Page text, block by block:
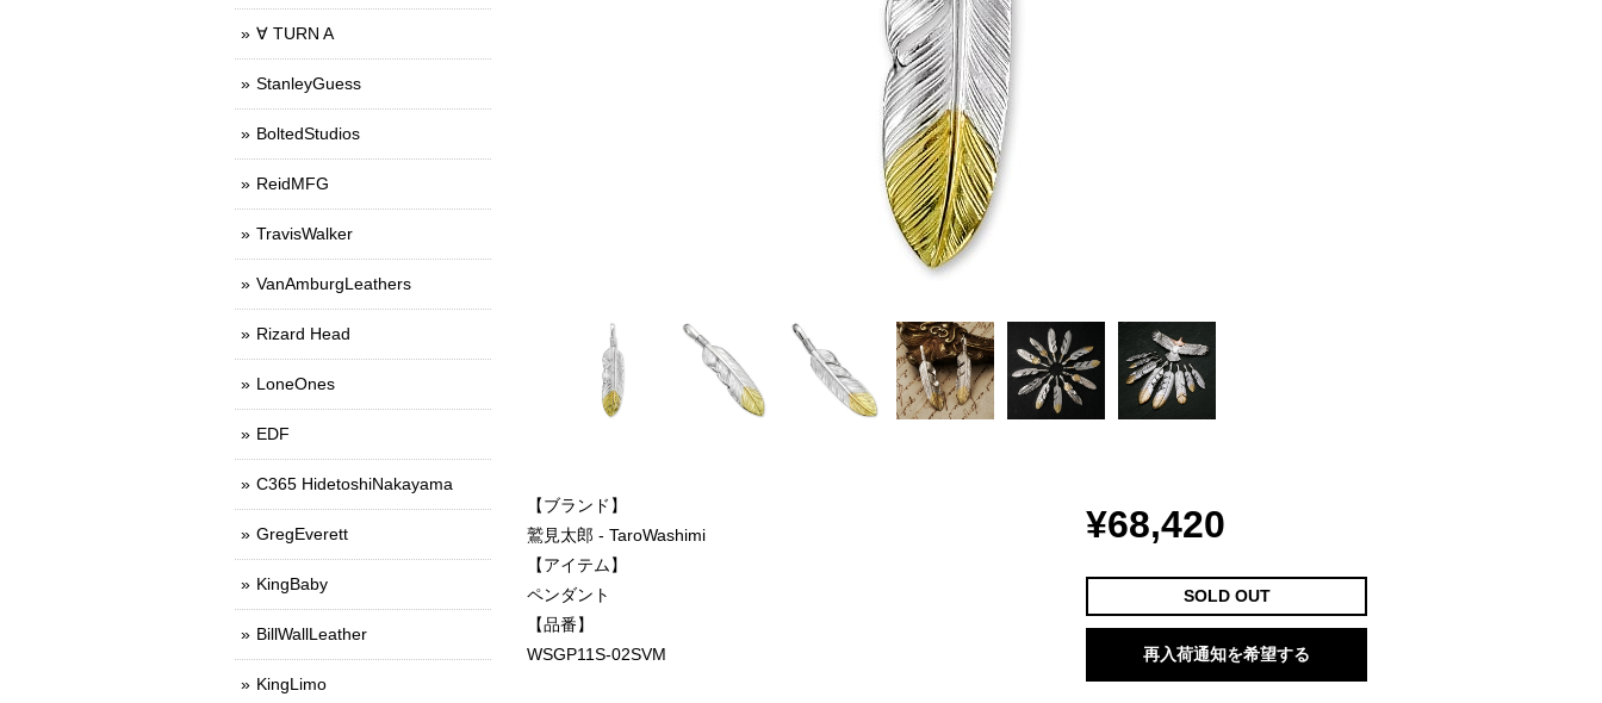
【ブランド】
鷲見太郎 - TaroWashimi
【アイテム】
ペンダント
【品番】
WSGP11S-02SVM
¥68,420
SOLD OUT
再入荷通知を希望する
∀ TURN A
StanleyGuess
BoltedStudios
ReidMFG
TravisWalker
VanAmburgLeathers
Rizard Head
LoneOnes
EDF
C365 HidetoshiNakayama
GregEverett
KingBaby
BillWallLeather
KingLimo